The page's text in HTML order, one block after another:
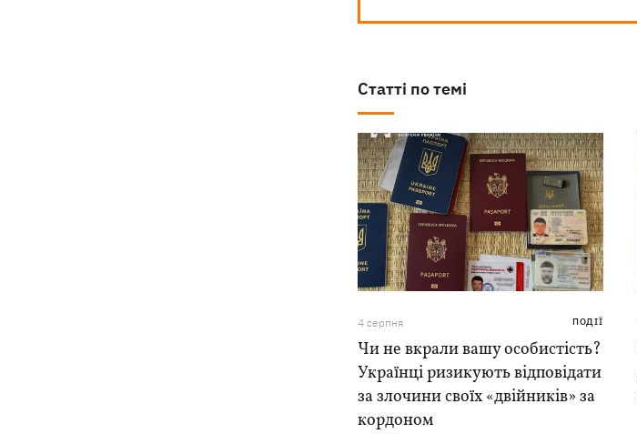
Статті по темі
4 серпня ПОДІЇ
Чи не вкрали вашу особистість?
Українці ризикують відповідати
за злочини своїх «двійників» за
кордоном